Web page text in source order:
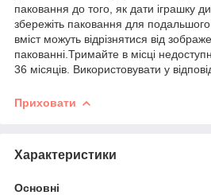
паковання до того, як дати іграшку
збережіть паковання для
вміст можуть відрізнятися від
пакованні.Тримайте в місці
36 місяців. Використовувати у
Приховати
Характеристики
Основні